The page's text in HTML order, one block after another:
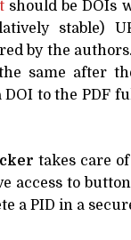
should be DOIs
stable)
by the
same after
DOI to thePDF
takes care
access to
a PID in a